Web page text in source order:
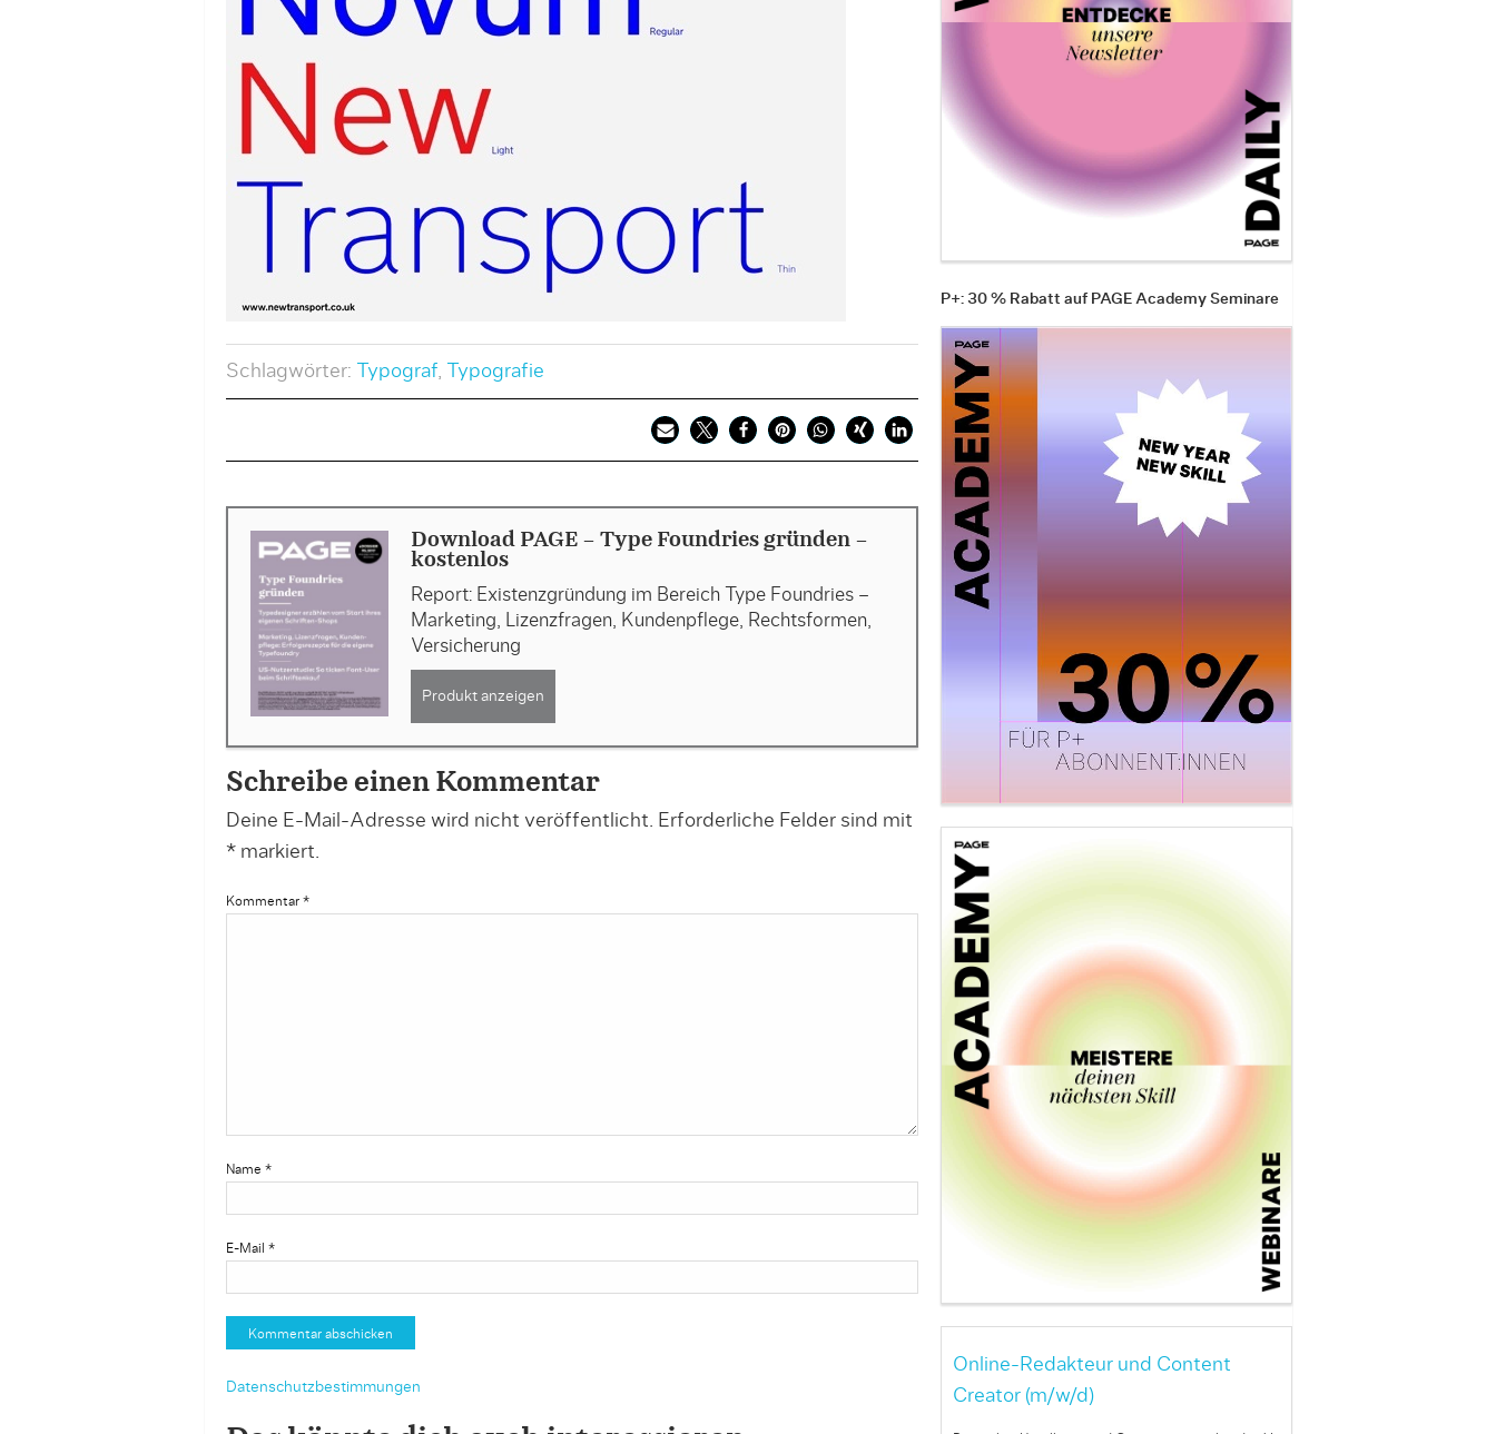
Schlagwörter: Typograf, Typografie
Download PAGE - Type Foundries gründen -
kostenlos
Report: Existenzgründung im Bereich Type Foundries –
Marketing, Lizenzfragen, Kundenpflege, Rechtsformen,
Versicherung
Produkt anzeigen
Schreibe einen Kommentar
Deine E-Mail-Adresse wird nicht veröffentlicht. Erforderliche Felder sind mit
*markiert.
Kommentar *
Name *
E-Mail *
Datenschutzbestimmungen
P+: 30 % Rabatt auf PAGE Academy Seminare
Online-Redakteur und Content
Creator (m/w/d)